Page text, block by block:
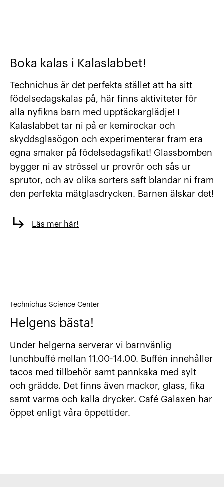
Boka kalas i Kalaslabbet!
Technichus är det perfekta stället att ha sitt
födelsedagskalas på, här finns aktiviteter för
alla nyfikna barn med upptäckarglädje!
Kalaslabbet tar ni på er kemirockar och
skyddsglasögon och experimenterar fram era
egna smaker på födelsedagsfikat! Glassbomben
bygger ni av strössel ur provrör och sås ur
sprutor, och av olika sorters saft blandar ni fram
den perfekta mätglasdrycken. Barnen älskar det!
Läs mer här!
Technichus Science Center
Helgens bästa!
Under helgerna serverar vi barnvänlig
lunchbuffé mellan 11.00-14.00. Buffén innehåller
tacos med tillbehör samt pannkaka med sylt
och grädde. Det finns även mackor, glass, fika
samt varma och kalla drycker. Café Galaxen har
öppet enligt våra öppettider.